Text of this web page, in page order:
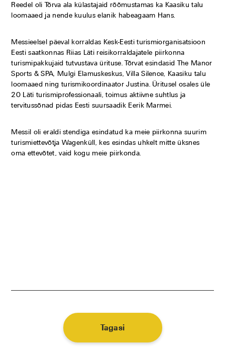
Reedel oli Tõrva ala külastajaid rõõmustamas ka Kaasiku talu
loomaaed ja nende kuulus elanik habeagaam Hans.
Messieelsel päeval korraldas Kesk-Eesti turismiorganisatsioon
Eesti saatkonnas Riias Läti reisikorraldajatele piirkonna
turismipakkujaid tutvustava ürituse. Tõrvat esindasid The Manor
Sports & SPA, Mulgi Elamuskeskus, Villa Silence, Kaasiku talu
loomaaed ning turismikoordinaator Justina. Üritusel osales üle
20 Läti turismiprofessionaali, toimus aktiivne suhtlus ja
tervitussõnad pidas Eesti suursaadik Eerik Marmei.
Messil oli eraldi stendiga esindatud ka meie piirkonna suurim
turismiettevõtja Wagenküll, kes esindas uhkelt mitte üksnes
oma ettevõtet, vaid kogu meie piirkonda.
Tagasi